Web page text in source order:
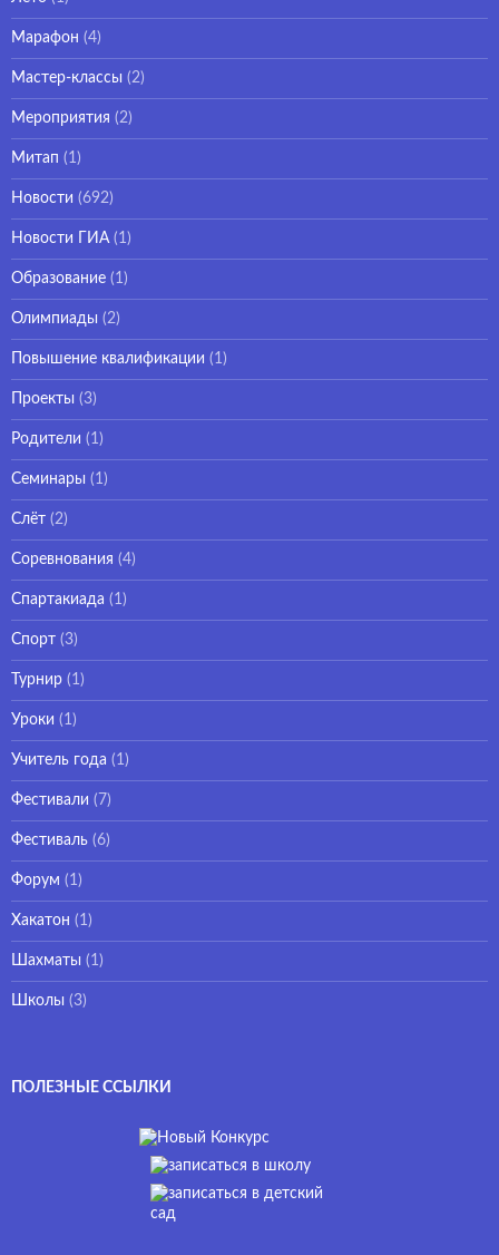
Марафон (4)
Мастер-классы (2)
Мероприятия (2)
Митап (1)
Новости (692)
Новости ГИА(1)
Образование (1)
Олимпиады (2)
Повышение квалификации (1)
Проекты (3)
Родители (1)
Семинары (1)
Слёт (2)
Соревнования (4)
Спартакиада (1)
Спорт (3)
Турнир (1)
Уроки (1)
Учитель года (1)
Фестивали (7)
Фестиваль (6)
Форум (1)
Хакатон (1)
Шахматы (1)
Школы (3)
ПОЛЕЗНЫЕ ССЫЛКИ